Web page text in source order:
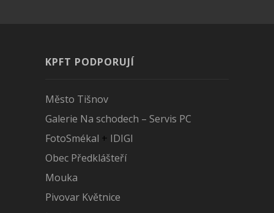
KPFT PODPORUJÍ
Město Tišnov
Galerie Na schodech – Servis PC
FotoSmékal + IDIGI
Obec Předklášteří
Mouka
Pivovar Květnice